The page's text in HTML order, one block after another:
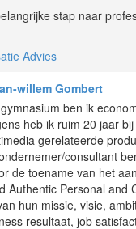
stap naar
Advies
willem Gombert
ben ik
heb ik ruim 20 jaar
gerelateerde
consultant
de toename van het
Authentic Personal
hun missie, visie,
resultaat, job